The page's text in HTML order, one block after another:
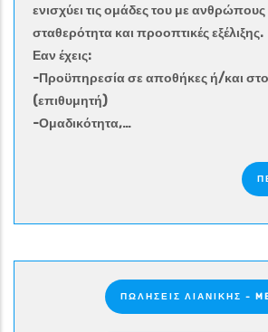
ενισχύει τις ομάδες του με
σταθερότητα και προοπτικές εξέλιξης.
Εαν έχεις:
-Προϋπηρεσία σε αποθήκες ή/και στο
(επιθυμητή)
-Ομαδικότητα,…
ΠΩΛΉΣΕΙΣ ΛΙΑΝΙΚΉΣ -